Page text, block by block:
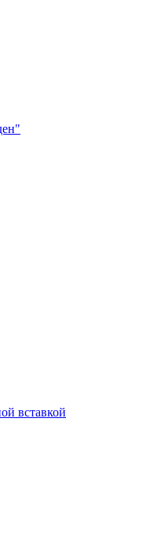
вставкой